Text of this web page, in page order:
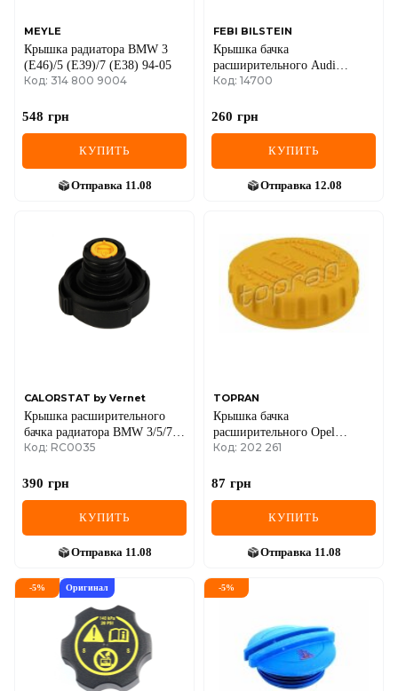
MEYLE
Крышка радиатора BMW 3
(E46)/5 (E39)/7 (E38) 94-05
Код: 314 800 9004
548 грн
КУПИТЬ
Отправка 11.08
FEBI BILSTEIN
Крышка бачка
расширительного Audi
A4/VW Passat/Golf IV 94-
Код: 14700
260 грн
КУПИТЬ
Отправка 12.08
CALORSTAT by Vernet
Крышка расширительного
бачка радиатора BMW 3/5/7/8
82-
Код: RC0035
390 грн
КУПИТЬ
Отправка 11.08
TOPRAN
Крышка бачка
расширительного Opel
Combo 1.7 D 94-01/1.6 01-
Код: 202 261
87 грн
КУПИТЬ
Отправка 11.08
-5% Оригинал -5%